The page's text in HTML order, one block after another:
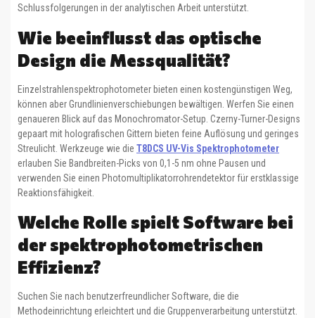
Schlussfolgerungen in der analytischen Arbeit unterstützt.
Wie beeinflusst das optische
Design die Messqualität?
Einzelstrahlenspektrophotometer bieten einen kostengünstigen Weg,
können aber Grundlinienverschiebungen bewältigen. Werfen Sie einen
genaueren Blick auf das Monochromator-Setup. Czerny-Turner-Designs
gepaart mit holografischen Gittern bieten feine Auflösung und geringes
Streulicht. Werkzeuge wie die T8DCS UV-Vis Spektrophotometer
erlauben Sie Bandbreiten-Picks von 0,1-5 nm ohne Pausen und
verwenden Sie einen Photomultiplikatorrohrendetektor für erstklassige
Reaktionsfähigkeit.
Welche Rolle spielt Software bei
der spektrophotometrischen
Effizienz?
Suchen Sie nach benutzerfreundlicher Software, die die
Methodeinrichtung erleichtert und die Gruppenverarbeitung unterstützt.